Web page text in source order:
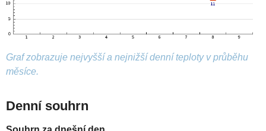
Graf zobrazuje nejvyšší a nejnižší denní teploty v průběhu
měsíce.
Denní souhrn